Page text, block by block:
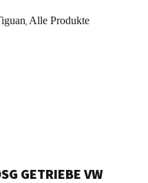
Alle Produkte
GETRIEBE VW